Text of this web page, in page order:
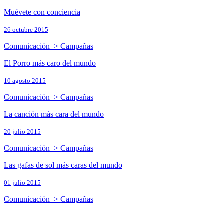
Muévete con conciencia
26 octubre 2015
Comunicación > Campañas
El Porro más caro del mundo
10 agosto 2015
Comunicación > Campañas
La canción más cara del mundo
20 julio 2015
Comunicación > Campañas
Las gafas de sol más caras del mundo
01 julio 2015
Comunicación > Campañas